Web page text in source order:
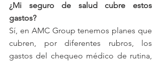
¿Mi seguro de salud cubre estos
gastos?
Sí, en AMC Group tenemos planes que
cubren, por diferentes rubros, los
gastos del chequeo médico de rutina,